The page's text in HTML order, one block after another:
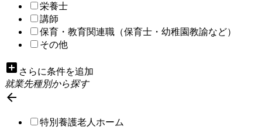
栄養士
講師
保育・教育関連職（保育士・幼稚園教諭など）
その他
add_box さらに条件を追加
就業先種別から探す

特別養護老人ホーム